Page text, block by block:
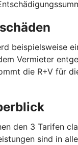
beispielsweise
Vermieter
die R+V für
den 3 Tarifen
sind in